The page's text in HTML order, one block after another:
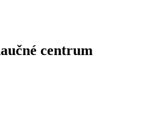
centrum